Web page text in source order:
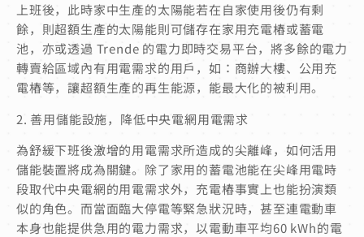
上班後，此時家中生產的太陽能若在自家使用後仍有剩
餘，則超額生產的太陽能則可儲存在家用充電樁或蓄電
池，亦或透過 Trende 的電力即時交易平台，將多餘的電力
轉賣給區域內有用電需求的用戶，如：商辦大樓、公用充
電樁等，讓超額生產的再生能源，能最大化的被利用。
2. 善用儲能設施，降低中央電網用電需求
為舒緩下班後激增的用電需求所造成的尖離峰，如何活用
儲能裝置將成為關鍵。除了家用的蓄電池能在尖峰用電時
段取代中央電網的用電需求外，充電樁事實上也能扮演類
似的角色。而當面臨大停電等緊急狀況時，甚至連電動車
本身也能提供急用的電力需求，以電動車平均60 kWh的電